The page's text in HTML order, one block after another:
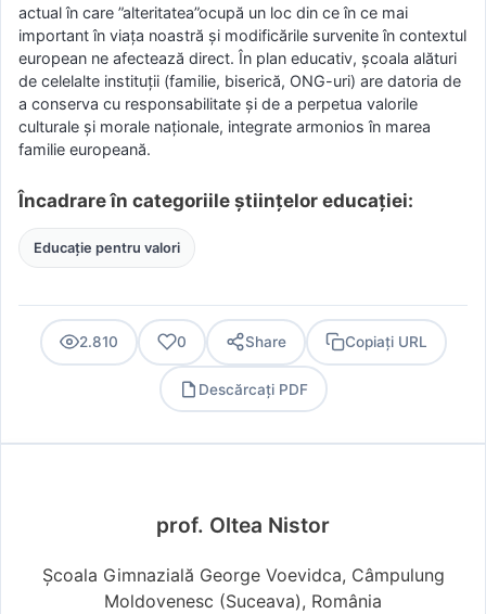
actual în care ”alteritatea”ocupă un loc din ce în ce mai
important în viața noastră și modificările survenite în contextul
european ne afectează direct. În plan educativ, școala alături
de celelalte instituții (familie, biserică, ONG-uri) are datoria de
a conserva cu responsabilitate și de a perpetua valorile
culturale și morale naționale, integrate armonios în marea
familie europeană.
Încadrare în categoriile științelor educației:
Educație pentru valori
2.810 0 Share Copiați URL
Descărcați PDF
prof. Oltea Nistor
Școala Gimnazială George Voevidca, Câmpulung
Moldovenesc (Suceava), România